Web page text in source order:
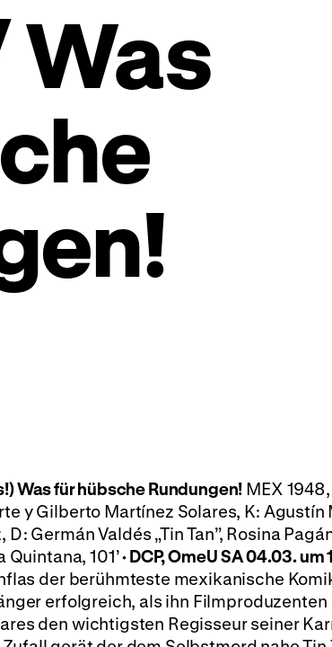
Was
Was für hübsche Rundungen! MEX 1948,
y Gilberto Martínez Solares, K: Agustín
Germán Valdés „Tin Tan”, Rosina
101’·DCP, OmeUSA 04.03. um
der berühmteste mexikanische
erfolgreich, als ihn Filmproduzenten
den wichtigsten Regisseur seiner